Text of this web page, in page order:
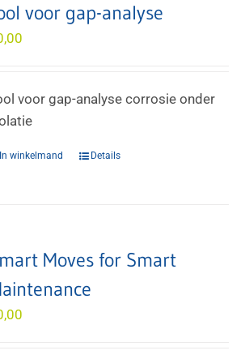
voor gap-analyse
voor gap-analyse corrosie onder
In winkelmand Details
Moves for Smart